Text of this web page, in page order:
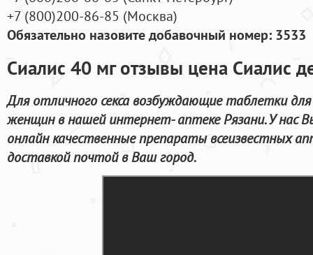
+7 (800)200-86-85 (Москва)
Обязательно назовите добавочный номер: 3533
Сиалис 40 мг отзывы цена Сиалис
Для отличного секса возбуждающие таблетки
женщин в нашей интернет- аптеке Рязани. У нас
онлайн качественные препараты всеизвестных
доставкой почтой в Ваш город.